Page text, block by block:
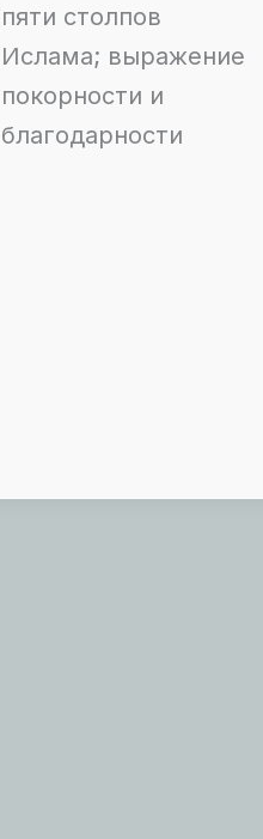
пяти столпов
Ислама; выражение
покорности и
благодарности